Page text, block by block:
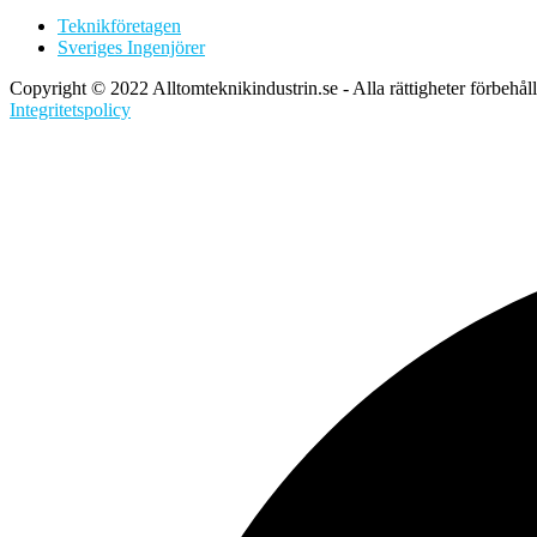
Teknikföretagen
Sveriges Ingenjörer
Copyright © 2022 Alltomteknikindustrin.se - Alla rättigheter
Integritetspolicy